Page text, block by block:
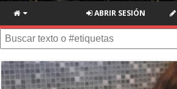
ABRIR SESIÓN